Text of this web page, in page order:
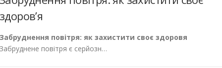
здоров’я
Забруднення повітря: як захистити своє здоровя
Забруднене повітря є серйозн…